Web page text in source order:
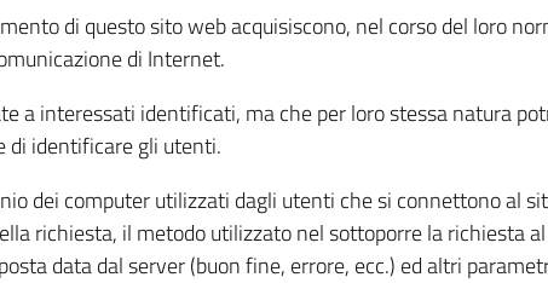
di questo sito web acquisiscono, nel corso del loro
di Internet.
a interessati identificati, ma che per loro stessa natura
di identificare gli utenti.
dei computer utilizzati dagli utenti che si connettono al
richiesta, il metodo utilizzato nel sottoporre la richiesta
data dal server (buon fine, errore, ecc.) ed altri